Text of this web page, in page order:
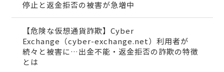
停止と返金拒否の被害が急増中
【危険な仮想通貨詐欺】Cyber
Exchange（cyber-exchange.net）利用者が
続々と被害に…出金不能・返金拒否の詐欺の特徴
とは